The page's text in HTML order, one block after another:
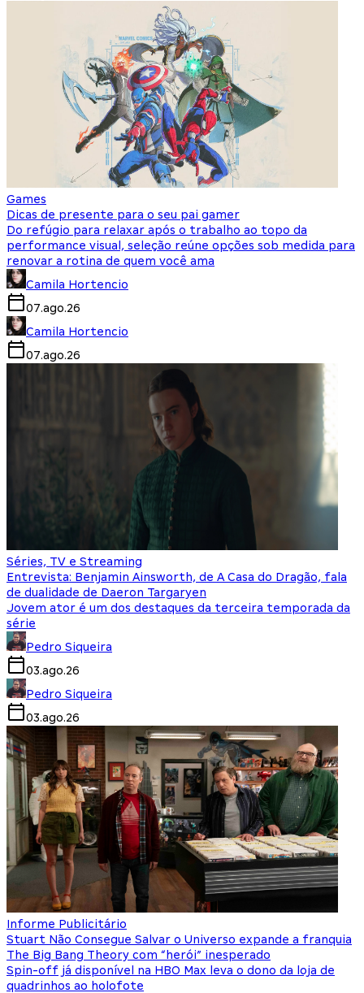
Games
Dicas de presente para o seu pai gamer
Do refúgio para relaxar após o trabalho ao topo da
performance visual, seleção reúne opções sob medida para
renovar a rotina de quem você ama
Camila Hortencio
07.ago.26
Camila Hortencio
07.ago.26
Séries, TV e Streaming
Entrevista: Benjamin Ainsworth, de A Casa do Dragão, fala
de dualidade de Daeron Targaryen
Jovem ator é um dos destaques da terceira temporada da
série
Pedro Siqueira
03.ago.26
Pedro Siqueira
03.ago.26
Informe Publicitário
Stuart Não Consegue Salvar o Universo expande a franquia
The Big Bang Theory com “herói” inesperado
Spin-off já disponível na HBO Max leva o dono da loja de
quadrinhos ao holofote